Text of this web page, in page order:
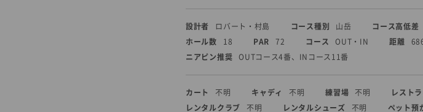
設計者 ロバート・村島 コース種別 山岳 コース高低差
ホール数 18 PAR 72 コース OUT・IN 距離
ニアピン推奨 OUTコース4番、INコース11番
カート 不明 キャディ 不明 練習場 不明 レスト
レンタルクラブ 不明 レンタルシューズ 不明 ペット預